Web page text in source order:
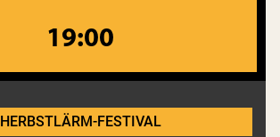
19:00
HERBSTLÄRM-FESTIVAL